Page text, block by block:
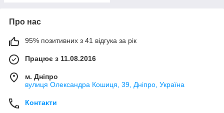
Про нас
95% позитивних з 41 відгука за рік
Працює з 11.08.2016
м. Дніпро
вулиця Олександра Кошиця, 39, Дніпро, Україна
Контакти